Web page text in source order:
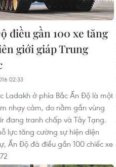
điều gần 100 xe tăng
giới giáp Trung
02:33
Ladakh ở phía Bắc Ấn Độ là một
nhạy cảm, do nằm gần vùng
đang tranh chấp và Tây Tạng.
lực tăng cường sự hiện diện
Ấn Độ đã điều gần 100 chiếc xe